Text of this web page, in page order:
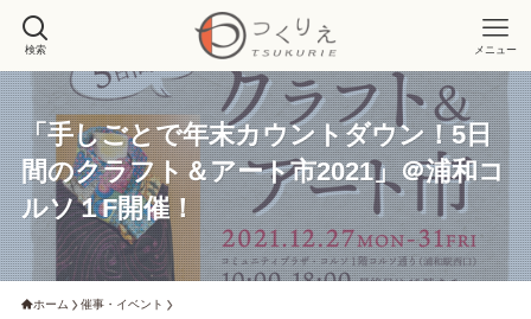
検索 メニュー
「手しごとで年末カウントダウン！5日
間のクラフト＆アート市2021」＠浦和コ
ルソ１F開催！
ホーム 催事・イベント